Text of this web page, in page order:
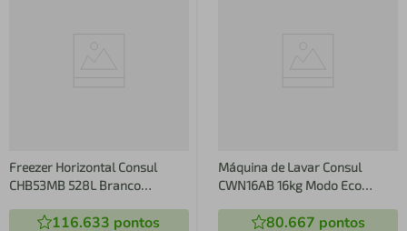
Freezer Horizontal Consul
CHB53MB 528L Branco
116.633 pontos
Máquina de Lavar Consul
CWN16AB 16kg Modo Eco
Branca 80.667 pontos